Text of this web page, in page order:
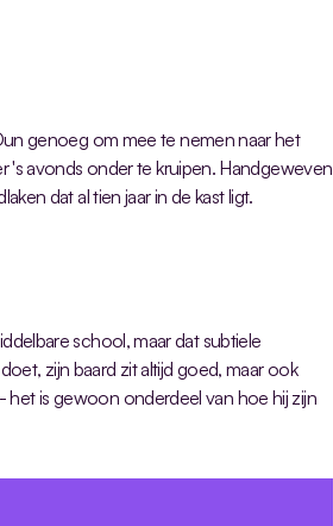
genoeg om mee te nemen naar het
's avonds onder te kruipen. Handgeweven
dat al tien jaar in de kast ligt.
school, maar dat subtiele
zijn baard zit altijd goed, maar ook
het is gewoon onderdeel van hoe hij zijn